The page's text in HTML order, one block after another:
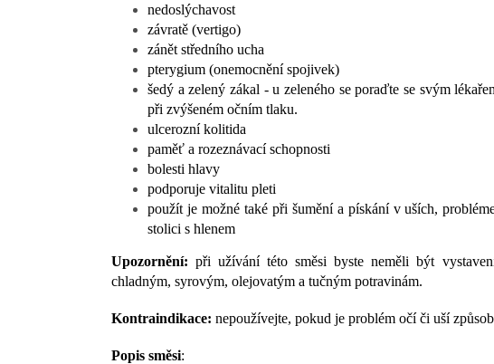
nedoslýchavost
závratě (vertigo)
zánět středního ucha
pterygium (onemocnění spojivek)
šedý a zelený zákal - u zeleného se poraďte se svým
při zvýšeném očním tlaku.
ulcerozní kolitida
paměť a rozeznávací schopnosti
bolesti hlavy
podporuje vitalitu pleti
použít je možné také při šumění a pískání v uších,
stolici s hlenem
Upozornění: při užívání této směsi byste neměli být
chladným, syrovým, olejovatým a tučným potravinám.
Kontraindikace: nepoužívejte, pokud je problém očí či uší
Popis směsi: